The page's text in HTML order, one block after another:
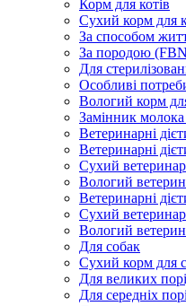
Корм для котів
Сухий корм для
За способом
За породою
Для
Особливі
Вологий корм
Замінник
Ветеринарні
Ветеринарні
Сухий
Вологий
Ветеринарні
Сухий
Вологий
Для собак
Сухий корм для
Для великих
Для середніх